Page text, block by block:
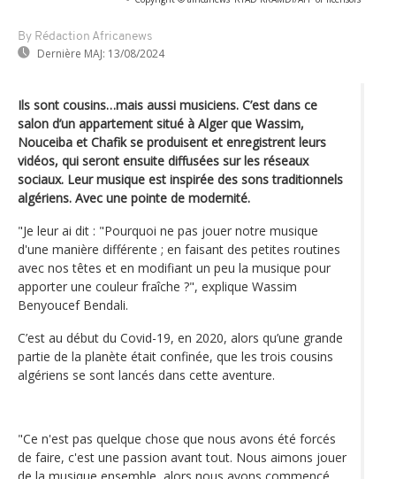
By Rédaction Africanews
Dernière MAJ: 13/08/2024
Ils sont cousins…mais aussi musiciens. C’est dans ce
salon d’un appartement situé à Alger que Wassim,
Nouceiba et Chafik se produisent et enregistrent leurs
vidéos, qui seront ensuite diffusées sur les réseaux
sociaux. Leur musique est inspirée des sons traditionnels
algériens. Avec une pointe de modernité.
"Je leur ai dit : "Pourquoi ne pas jouer notre musique
d'une manière différente ; en faisant des petites routines
avec nos têtes et en modifiant un peu la musique pour
apporter une couleur fraîche ?", explique Wassim
Benyoucef Bendali.
C’est au début du Covid-19, en 2020, alors qu’une grande
partie de la planète était confinée, que les trois cousins
algériens se sont lancés dans cette aventure.
"Ce n'est pas quelque chose que nous avons été forcés
de faire, c'est une passion avant tout. Nous aimons jouer